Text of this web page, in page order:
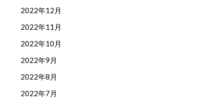
2022年12月
2022年11月
2022年10月
2022年9月
2022年8月
2022年7月